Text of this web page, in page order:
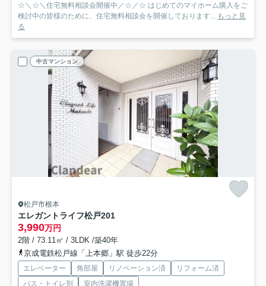
☆＼☆＼住宅無料相談会開催中／☆／☆ はじめてのマイホーム購入をご
検討中の皆様のために、住宅無料相談会を開催しております... もっと見
る
中古マンション
松戸市根本
エレガントライフ松戸201
3,990万円
2階 / 73.11㎡ / 3LDK /築40年
京成電鉄松戸線「上本郷」駅 徒歩22分
エレベーター 角部屋 リノベーション済
リフォーム済
バス・トイレ別
室内洗濯機置場